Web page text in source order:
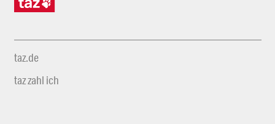
taz.de
taz zahl ich